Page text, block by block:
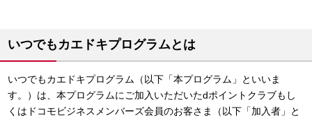
いつでもカエドキプログラムとは
いつでもカエドキプログラム（以下「本プログラム」といいま
す。）は、本プログラムにご加入いただいたdポイントクラブもし
くはドコモビジネスメンバーズ会員のお客さま（以下「加入者」と